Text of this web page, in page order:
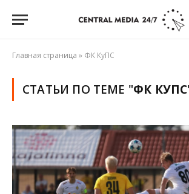
Главная страница » ФК КуПС
СТАТЬИ ПО ТЕМЕ "ФК КУПС